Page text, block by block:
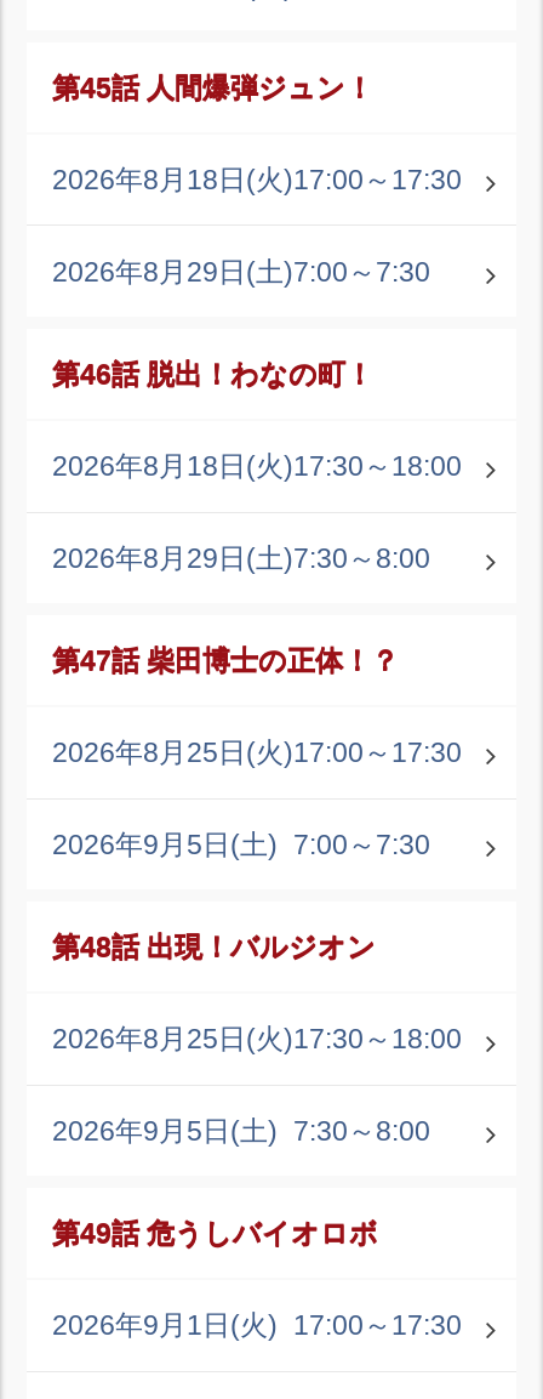
第45話 人間爆弾ジュン！
2026年8月18日(火)17:00～17:30
2026年8月29日(土)7:00～7:30
第46話 脱出！わなの町！
2026年8月18日(火)17:30～18:00
2026年8月29日(土)7:30～8:00
第47話 柴田博士の正体！？
2026年8月25日(火)17:00～17:30
2026年9月5日(土) 7:00～7:30
第48話 出現！バルジオン
2026年8月25日(火)17:30～18:00
2026年9月5日(土) 7:30～8:00
第49話 危うしバイオロボ
2026年9月1日(火) 17:00～17:30